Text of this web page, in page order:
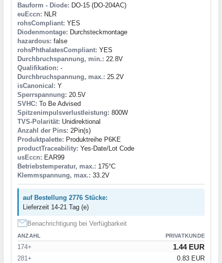
Bauform - Diode: DO-15 (DO-204AC)
euEccn: NLR
rohsCompliant: YES
Diodenmontage: Durchsteckmontage
hazardous: false
rohsPhthalatesCompliant: YES
Durchbruchspannung, min.: 22.8V
Qualifikation: -
Durchbruchspannung, max.: 25.2V
isCanonical: Y
Sperrspannung: 20.5V
SVHC: To Be Advised
Spitzenimpulsverlustleistung: 800W
TVS-Polarität: Unidirektional
Anzahl der Pins: 2Pin(s)
Produktpalette: Produktreihe P6KE
productTraceability: Yes-Date/Lot Code
usEccn: EAR99
Betriebstemperatur, max.: 175°C
Klemmspannung, max.: 33.2V
auf Bestellung 2776 Stücke:
Lieferzeit 14-21 Tag (e)
Benachrichtigung bei Verfügbarkeit
ANZAHL PRIVATKUNDE
174+ 1.44 EUR
281+
0.83 EUR